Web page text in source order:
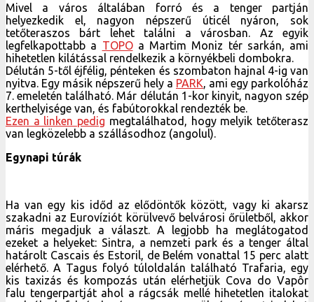
Mivel a város általában forró és a tenger partján
helyezkedik el, nagyon népszerű úticél nyáron, sok
tetőteraszos bárt lehet találni a városban. Az egyik
legfelkapottabb a TOPOa Martim Moniz tér sarkán, ami
hihetetlen kilátással rendelkezik a környékbeli dombokra.
Délután 5-től éjfélig, pénteken és szombaton hajnal 4-ig van
nyitva. Egy másik népszerű hely a PARK, ami egy parkolóház
7. emeletén található. Már délután 1-kor kinyit, nagyon szép
kerthelyisége van, és fabútorokkal rendezték be.
Ezen a linken pedig megtalálhatod, hogy melyik tetőterasz
van legközelebb a szállásodhoz (angolul).
Egynapi túrák
Ha van egy kis időd az elődöntők között, vagy ki akarsz
szakadni az Eurovíziót körülvevő belvárosi őrületből, akkor
máris megadjuk a választ. A legjobb ha meglátogatod
ezeket a helyeket: Sintra, a nemzeti park és a tenger által
határolt Cascais és Estoril, de Belém vonattal 15 perc alatt
elérhető. A Tagus folyó túloldalán található Trafaria, egy
kis taxizás és kompozás után elérhetjük Cova do Vapôr
falu tengerpartját ahol a rágcsák mellé hihetetlen italokat